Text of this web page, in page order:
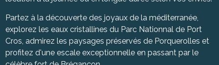
Partez à la découverte des joyaux de la méditerranée,
explorez les eaux cristallines du Parc Nationnal de Port
Cros, admirez les paysages préservés de Porquerolles et
profitez d'une escale exceptionnelle en passant par le